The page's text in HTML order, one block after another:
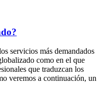
servicios más demandados
como en el que
que traduzcan los
veremos a continuación, un